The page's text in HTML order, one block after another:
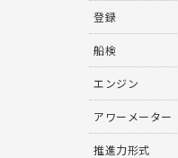
登録
船検
エンジン
アワーメーター
推進力形式